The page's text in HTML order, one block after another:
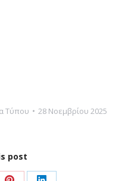
Τύπου 28 Νοεμβρίου 2025
post